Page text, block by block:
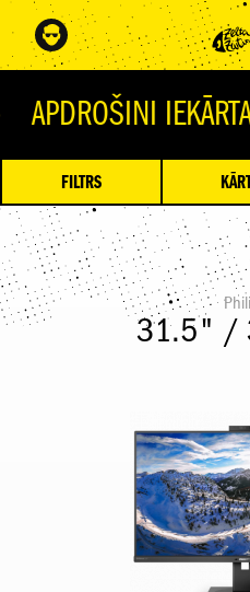
IEKĀRTAS
FILTRS
31.5" /